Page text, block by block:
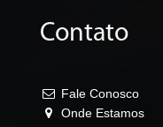
Contato
Fale Conosco
Onde Estamos